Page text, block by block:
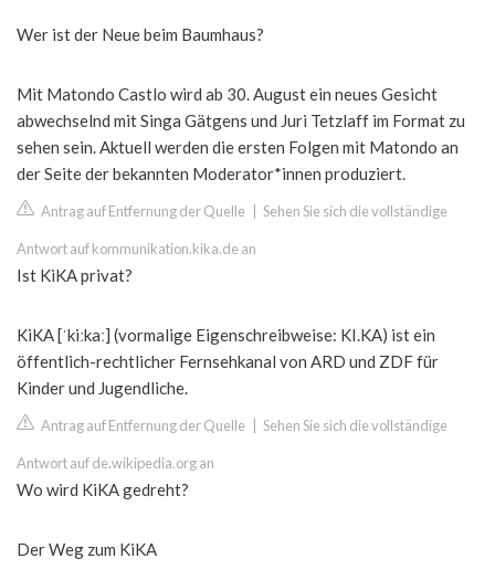
Wer ist der Neue beim Baumhaus?
Mit Matondo Castlo wird ab 30. August ein neues Gesicht
abwechselnd mit Singa Gätgens und Juri Tetzlaff im Format zu
sehen sein. Aktuell werden die ersten Folgen mit Matondo an
der Seite der bekannten Moderator*innen produziert.
Antrag auf Entfernung der Quelle Sehen Sie sich die vollständige
Antwort auf kommunikation.kika.de an
Ist KiKA privat?
KiKA [ˈkiːkaː] (vormalige Eigenschreibweise: KI.KA) ist ein
öffentlich-rechtlicher Fernsehkanal von ARD und ZDF für
Kinder und Jugendliche.
Antrag auf Entfernung der Quelle Sehen Sie sich die vollständige
Antwort auf de.wikipedia.org an
Wo wird KiKA gedreht?
Der Weg zum KiKA